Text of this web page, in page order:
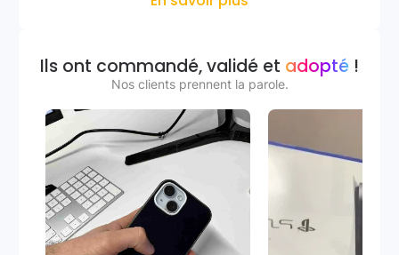
Ils ont commandé, validé et adopté !
Nos clients prennent la parole.